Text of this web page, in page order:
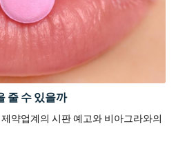
줄 수 있을까
약업계의 시판 예고와 비아그라와의